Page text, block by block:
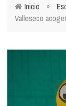
Usted está
Inicio »
Valleseco